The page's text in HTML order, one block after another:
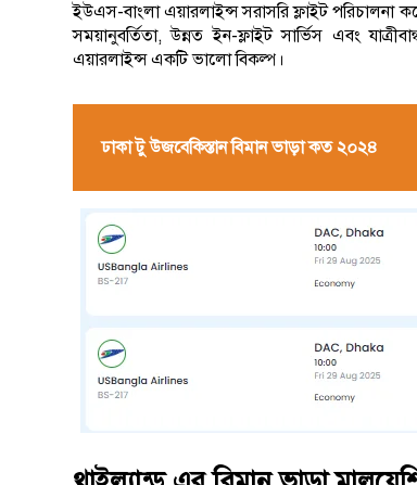
ইউএস-বাংলা এয়ারলাইন্স সরাসরি ফ্লাইট পরিচালনা
সময়ানুবর্তিতা, উন্নত ইন-ফ্লাইট সার্ভিস এবং
এয়ারলাইন্স একটি ভালো বিকল্প।
ঢাকা টু উজবেকিস্তান বিমান ভাড়া কত ২০২৪